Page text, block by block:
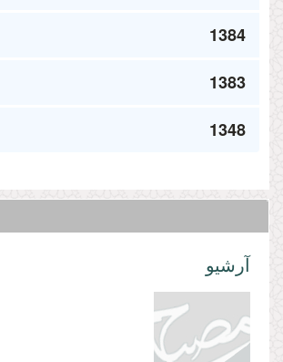
1384
1383
1348
آرشیو